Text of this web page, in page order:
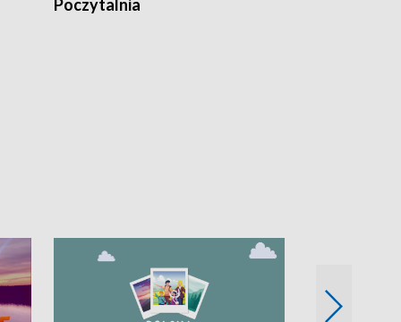
Poczytalnia